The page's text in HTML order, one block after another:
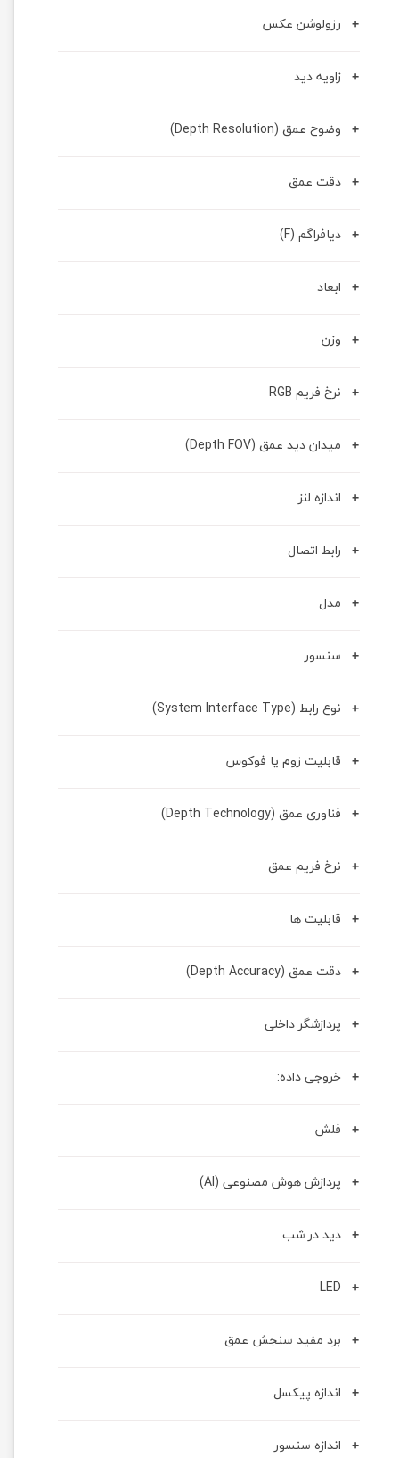
رزولوشن عکس
زاویه دید
وضوح عمق (Depth Resolution)
دقت عمق
دیافراگم (F)
ابعاد
وزن
نرخ فریم RGB
میدان دید عمق (Depth FOV)
اندازه لنز
رابط اتصال
مدل
سنسور
نوع رابط (System Interface Type)
قابلیت زوم یا فوکوس
فناوری عمق (Depth Technology)
نرخ فریم عمق
قابلیت ها
دقت عمق (Depth Accuracy)
پردازشگر داخلی
خروجی داده:
فلش
پردازش هوش مصنوعی (AI)
دید در شب
LED
برد مفید سنجش عمق
اندازه پیکسل
اندازه سنسور